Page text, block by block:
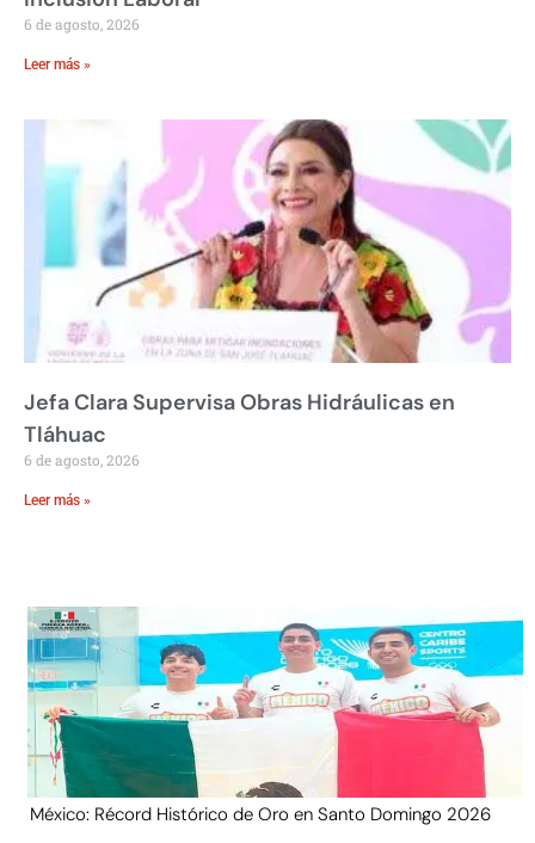
6 de agosto, 2026
Leer más »
Jefa Clara Supervisa Obras Hidráulicas en
Tláhuac
6 de agosto, 2026
Leer más »
México: Récord Histórico de Oro en Santo Domingo 2026